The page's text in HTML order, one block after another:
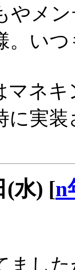
やメ
。い
マネ
に実
(水) [n
まし